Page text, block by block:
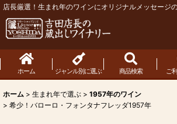
店長厳選！生まれ年のワインにオリジナルメッセージ
ホーム ジャンル別に選ぶ 商品検索 ご
ホーム > 生まれ年で選ぶ > 1957年のワイン
> 希少！バローロ・フォンタナフレッダ1957年